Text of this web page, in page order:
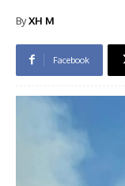
ByXH M
Facebook